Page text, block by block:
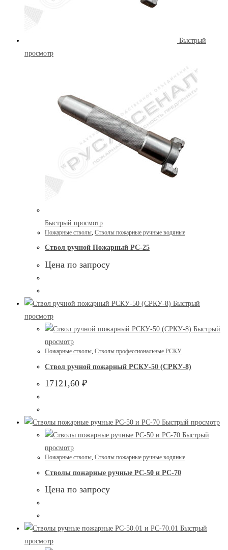
Быстрый
просмотр
Быстрый просмотр
Пожарные стволы Стволы пожарные ручные водяные
Ствол ручной Пожарный РС-25
Цена по запросу
Быстрый
просмотр
Быстрый
просмотр
Пожарные стволы, Стволы профессиональные РСКУ
Ствол ручной пожарный РСКУ-50 (СРКУ-8)
17121,60 ₽
Быстрый просмотр
Быстрый
просмотр
Пожарные стволы, Стволы пожарные ручные водяные
Стволы пожарные ручные РС-50 и РС-70
Цена по запросу
Быстрый
просмотр